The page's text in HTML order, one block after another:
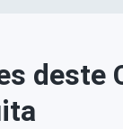
deste